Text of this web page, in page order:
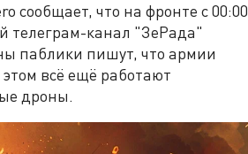
сообщает, что на фронте с 00:00
телеграм-канал "ЗеРада"
паблики пишут, что армии
всё ещё работают
дроны.